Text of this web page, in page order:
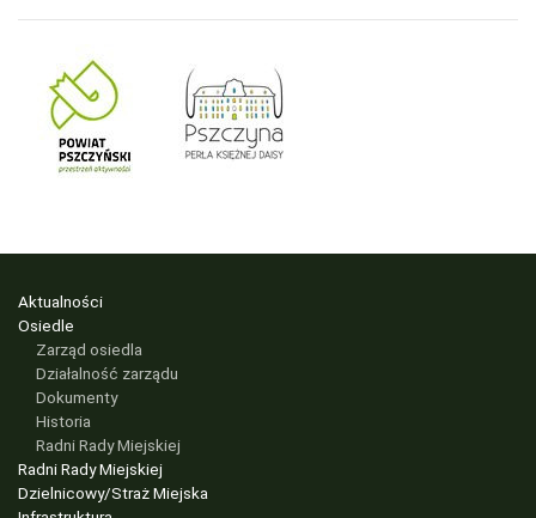
Aktualności
Osiedle
Zarząd osiedla
Działalność zarządu
Dokumenty
Historia
Radni Rady Miejskiej
Radni Rady Miejskiej
Dzielnicowy/Straż Miejska